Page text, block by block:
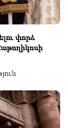
փորձ